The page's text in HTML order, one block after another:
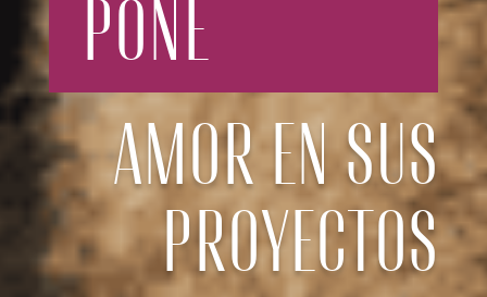
PONE
AMOR EN SUS
PROYECTOS